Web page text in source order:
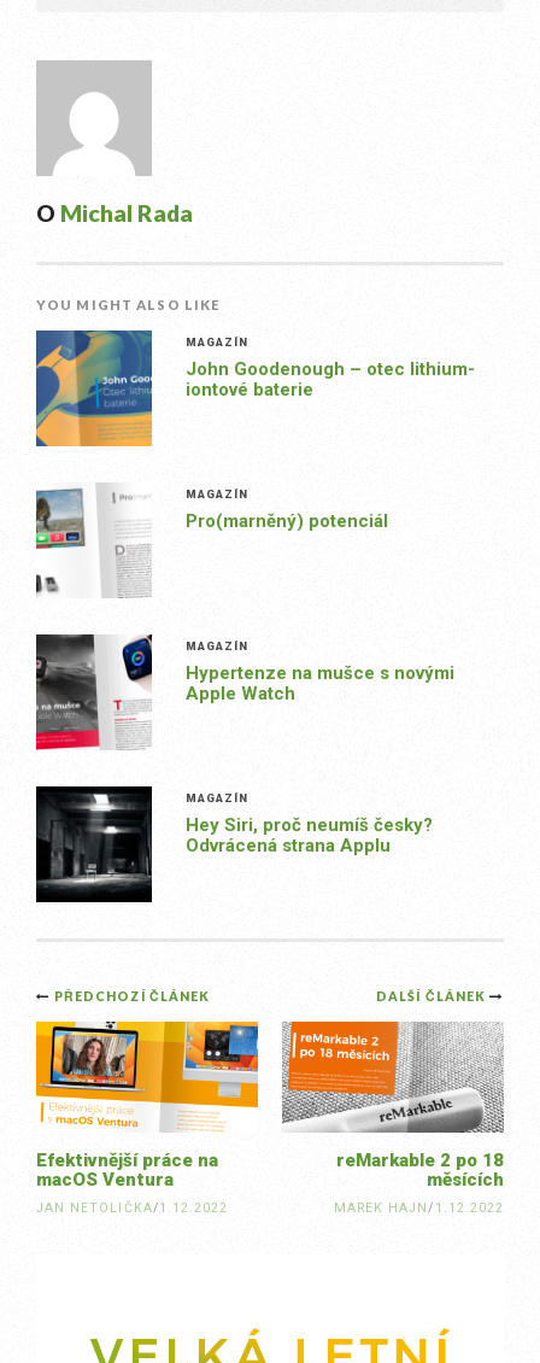
O Michal Rada
YOU MIGHT ALSO LIKE
MAGAZÍN
John Goodenough – otec lithium-
iontové baterie
MAGAZÍN
Pro(marněný) potenciál
MAGAZÍN
Hypertenze na mušce s novými
Apple Watch
MAGAZÍN
Hey Siri, proč neumíš česky?
Odvrácená strana Applu
Post
navigation
DALŠÍ ČLÁNEK
reMarkable 2 po 18
měsících
MAREK HAJN/ 1.12.2022
PŘEDCHOZÍ ČLÁNEK
Efektivnější práce na
macOS Ventura
JAN NETOLIČKA/1.12.2022